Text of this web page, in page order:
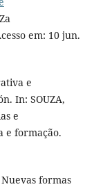
em: 10 jun.
e
In: SOUZA,
e
e formação.
formas